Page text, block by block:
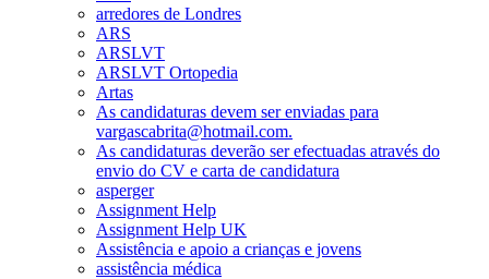
arredores de Londres
ARS
ARSLVT
ARSLVT Ortopedia
Artas
As candidaturas devem ser enviadas para
vargascabrita@hotmail.com.
As candidaturas deverão ser efectuadas através do
envio do CV e carta de candidatura
asperger
Assignment Help
Assignment Help UK
Assistência e apoio a crianças e jovens
assistência médica